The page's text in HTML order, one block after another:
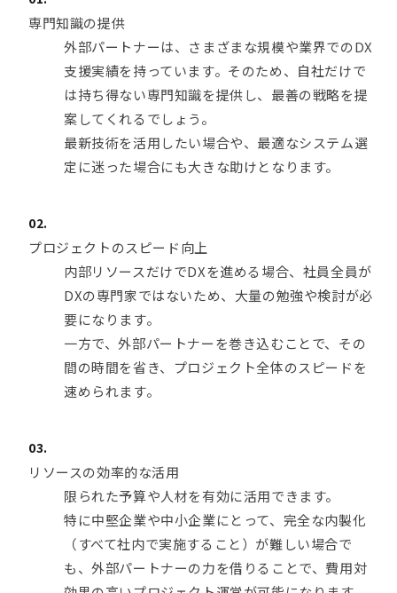
専門知識の提供
外部パートナーは、さまざまな規模や業界でのDX
支援実績を持っています。そのため、自社だけで
は持ち得ない専門知識を提供し、最善の戦略を提
案してくれるでしょう。
最新技術を活用したい場合や、最適なシステム選
定に迷った場合にも大きな助けとなります。
プロジェクトのスピード向上
内部リソースだけでDXを進める場合、社員全員が
DXの専門家ではないため、大量の勉強や検討が必
要になります。
一方で、外部パートナーを巻き込むことで、その
間の時間を省き、プロジェクト全体のスピードを
速められます。
リソースの効率的な活用
限られた予算や人材を有効に活用できます。
特に中堅企業や中小企業にとって、完全な内製化
（すべて社内で実施すること）が難しい場合で
も、外部パートナーの力を借りることで、費用対